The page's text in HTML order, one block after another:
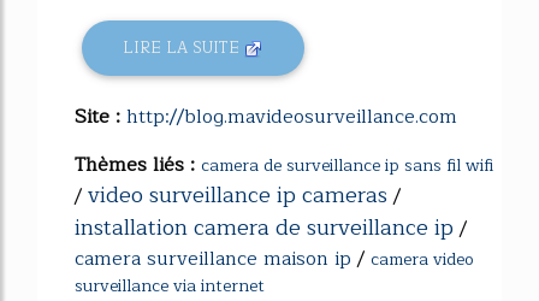
LIRE LA SUITE
Site :http://blog.mavideosurveillance.com
Thèmes liés : camera de surveillance ip sans fil wifi
/video surveillance ip cameras/
installation camera de surveillance ip/
camera surveillance maison ip/ camera video
surveillance via internet